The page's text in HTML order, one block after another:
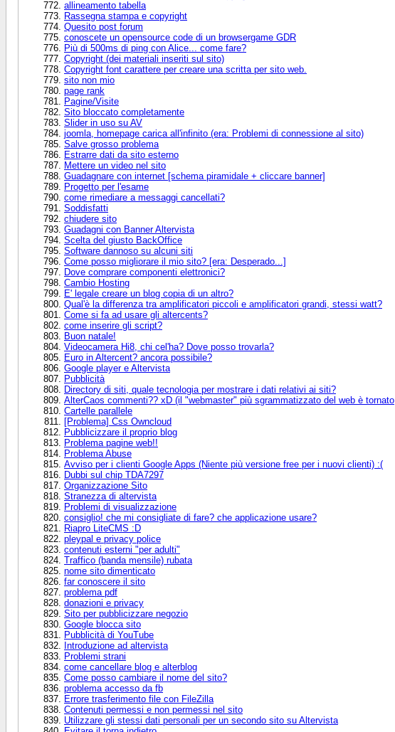
allineamento tabella
Rassegna stampa e copyright
Quesito post forum
conoscete un opensource code di un browsergame GDR
Più di 500ms di ping con Alice... come fare?
Copyright (dei materiali inseriti sul sito)
Copyright font carattere per creare una scritta per sito web.
sito non mio
page rank
Pagine/Visite
Sito bloccato completamente
Slider in uso su AV
joomla, homepage carica all'infinito (era: Problemi di connessione al sito)
Salve grosso problema
Estrarre dati da sito esterno
Mettere un video nel sito
Guadagnare con internet [schema piramidale + cliccare banner]
Progetto per l'esame
come rimediare a messaggi cancellati?
Soddisfatti
chiudere sito
Guadagni con Banner Altervista
Scelta del giusto BackOffice
Software dannoso su alcuni siti
Come posso migliorare il mio sito? [era: Desperado...]
Dove comprare componenti elettronici?
Cambio Hosting
E' legale creare un blog copia di un altro?
Qual'è la differenza tra amplificatori piccoli e amplificatori grandi, stessi watt?
Come si fa ad usare gli altercents?
come inserire gli script?
Buon natale!
Videocamera Hi8, chi cel'ha? Dove posso trovarla?
Euro in Altercent? ancora possibile?
Google player e Altervista
Pubblicità
Directory di siti, quale tecnologia per mostrare i dati relativi ai siti?
AlterCaos commenti?? xD (il "webmaster" più sgrammatizzato del web è tornato
Cartelle parallele
[Problema] Css Owncloud
Pubblicizzare il proprio blog
Problema pagine web!!
Problema Abuse
Avviso per i clienti Google Apps (Niente più versione free per i nuovi clienti) :(
Dubbi sul chip TDA7297
Organizzazione Sito
Stranezza di altervista
Problemi di visualizzazione
consiglio! che mi consigliate di fare? che applicazione usare?
Riapro LiteCMS :D
pleypal e privacy police
contenuti esterni "per adulti"
Traffico (banda mensile) rubata
nome sito dimenticato
far conoscere il sito
problema pdf
donazioni e privacy
Sito per pubblicizzare negozio
Google blocca sito
Pubblicità di YouTube
Introduzione ad altervista
Problemi strani
come cancellare blog e alterblog
Come posso cambiare il nome del sito?
problema accesso da fb
Errore trasferimento file con FileZilla
Contenuti permessi e non permessi nel sito
Utilizzare gli stessi dati personali per un secondo sito su Altervista